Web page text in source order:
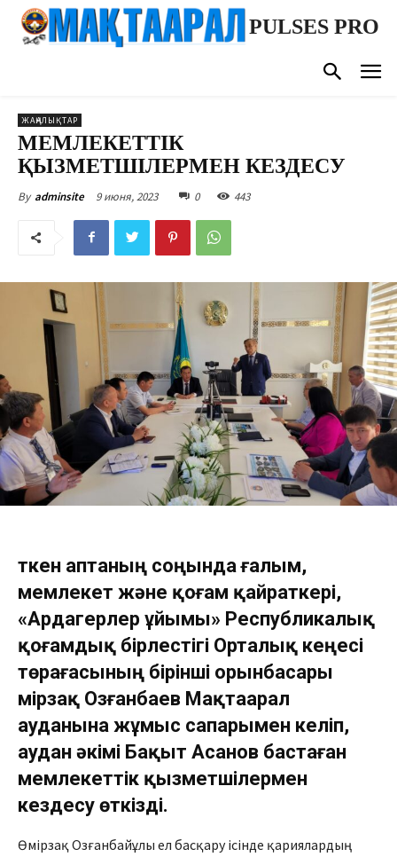
PULSES PRO
ЖАҢАЛЫҚТАР
МЕМЛЕКЕТТІК
ҚЫЗМЕТШІЛЕРМЕН КЕЗДЕСУ
By adminsite 9 июня, 2023 0 443
Өткен аптаның соңында ғалым,
мемлекет және қоғам қайраткері,
«Ардагерлер ұйымы» Республикалық
қоғамдық бірлестігі Орталық кеңесі
төрағасының бірінші орынбасары
Өмірзақ Озғанбаев Мақтаарал
ауданына жұмыс сапарымен келіп,
аудан әкімі Бақыт Асанов бастаған
мемлекеттік қызметшілермен
кездесу өткізді.
Өмірзақ Озғанбайұлы ел басқару ісінде қариялардың